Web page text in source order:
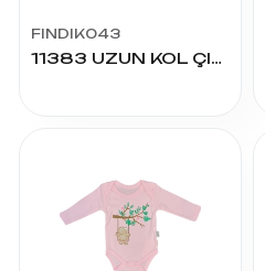
FINDIK043
11383 UZUN KOL ÇITÇITLI BADY